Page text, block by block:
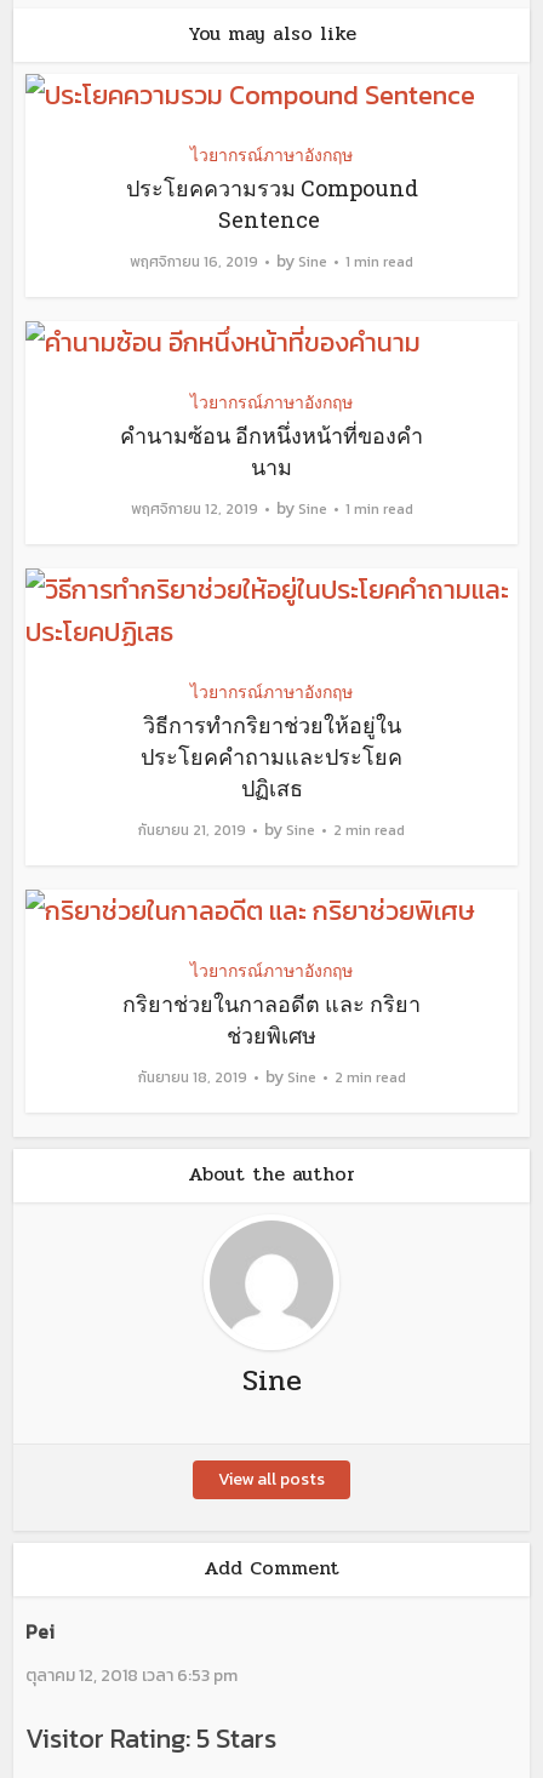
You may also like
ไวยากรณ์ภาษาอังกฤษ
ประโยคความรวม Compound
Sentence
พฤศจิกายน 16, 2019 by Sine 1 min read
ไวยากรณ์ภาษาอังกฤษ
คำนามซ้อน อีกหนึ่งหน้าที่ของคำ
นาม
พฤศจิกายน 12, 2019 by Sine 1 min read
ไวยากรณ์ภาษาอังกฤษ
วิธีการทำกริยาช่วยให้อยู่ใน
ประโยคคำถามและประโยค
ปฏิเสธ
กันยายน 21, 2019 by Sine 2 min read
ไวยากรณ์ภาษาอังกฤษ
กริยาช่วยในกาลอดีต และ กริยา
ช่วยพิเศษ
กันยายน 18, 2019 by Sine 2 min read
About the author
Sine
View all posts
Add Comment
Pei
ตุลาคม 12, 2018 เวลา 6:53 pm
Visitor Rating: 5 Stars